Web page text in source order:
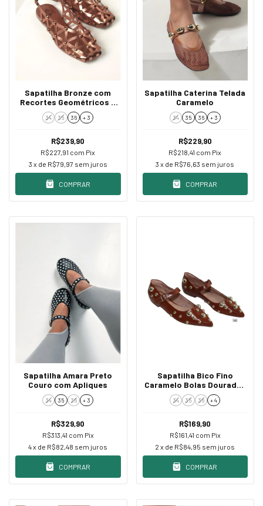
Sapatilha Bronze com
Recortes Geométricos e
Aplicações
34 35 36 + 3
R$239,90
R$227,91 com Pix
3 x de R$79,97 sem juros
COMPRAR
Sapatilha Caterina Telada
Caramelo
34 35 36 + 3
R$229,90
R$218,41 com Pix
3 x de R$76,63 sem juros
COMPRAR
Sapatilha Amara Preto
Couro com Apliques
34 35 36 + 3
R$329,90
R$313,41 com Pix
4x de R$82,48 sem juros
COMPRAR
Sapatilha Bico Fino
Caramelo Bolas Douradas
e Fivela
34 35 36 + 4
R$169,90
R$161,41 com Pix
2 x de R$84,95 sem juros
COMPRAR